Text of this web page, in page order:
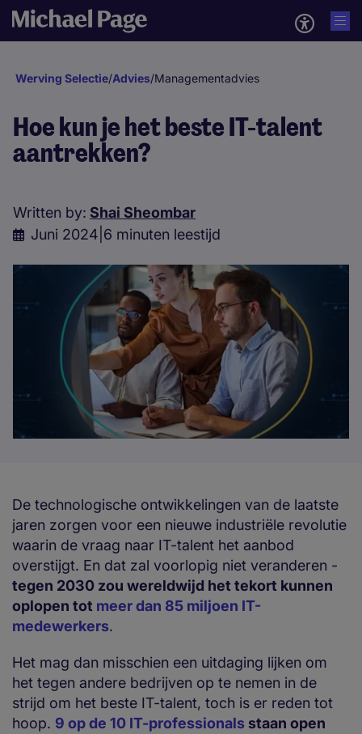
Werving Selectie/Advies/Managementadvies
Hoe kun je het beste IT-talent
aantrekken?
Written by: Shai Sheombar
Juni 2024 6 minuten leestijd
De technologische ontwikkelingen van de laatste
jaren zorgen voor een nieuwe industriële revolutie
waarin de vraag naar IT-talent het aanbod
overstijgt. En dat zal voorlopig niet veranderen -
tegen 2030 zou wereldwijd het tekort kunnen
oplopen tot meer dan 85 miljoen IT-
medewerkers.
Het mag dan misschien een uitdaging lijken om
het tegen andere bedrijven op te nemen in de
strijd om het beste IT-talent, toch is er reden tot
hoop. 9 op de 10 IT-professionals staan open